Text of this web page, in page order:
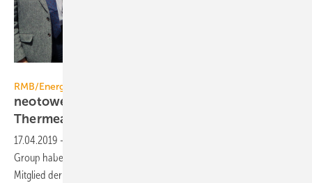
RMB/Energie
neotower-Kooperationsvertrag mit BDR
Thermea
17.04.2019 -
Group haben einen Kooperationsvertrag geschlossen. RMB/Energie,
Mitglied der weltweit agierenden Yanmar-Gruppe, liefert ab sofort